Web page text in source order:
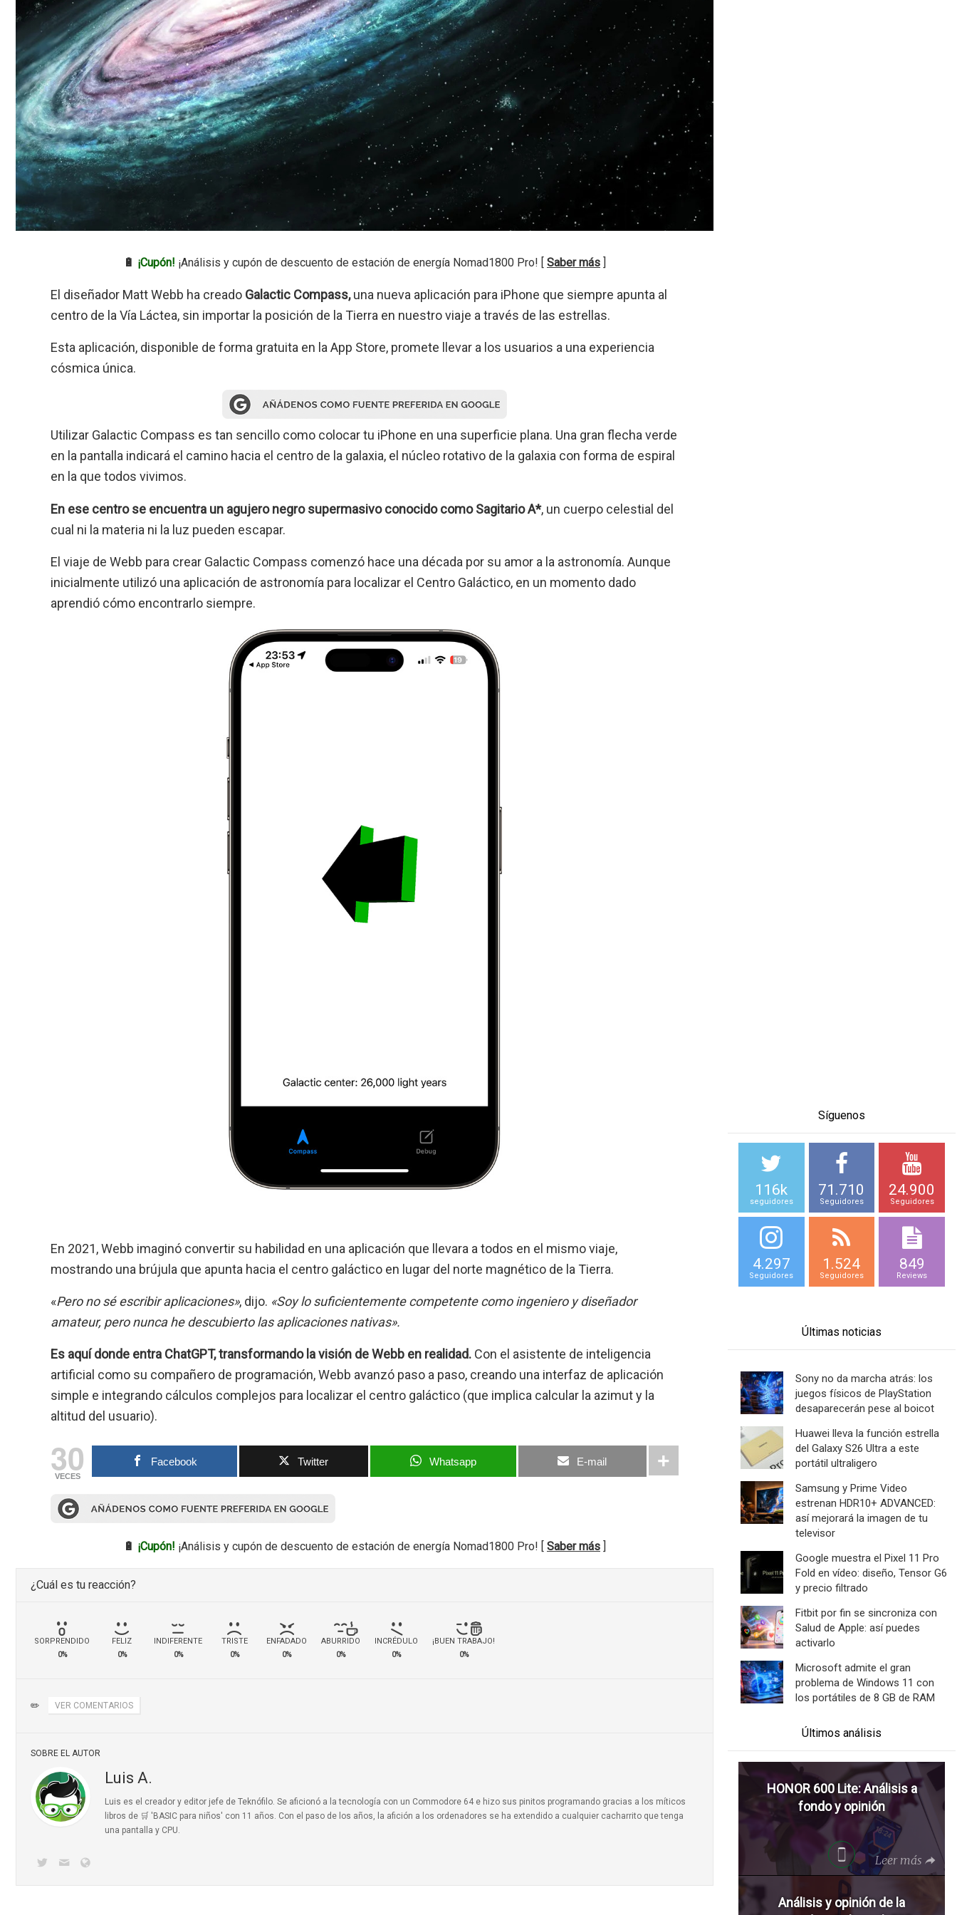
🔋 ¡Cupón! ¡Análisis y cupón de descuento de estación de energía Nomad1800 Pro! [ Saber más ]
El diseñador Matt Webb ha creado Galactic Compass,una nueva aplicación para iPhone que siempre apunta al
centro de la Vía Láctea, sin importar la posición de la Tierra en nuestro viaje a través de las estrellas.
Esta aplicación, disponible de forma gratuita en la App Store, promete llevar a los usuarios a una experiencia
cósmica única.
Utilizar Galactic Compass es tan sencillo como colocar tu iPhone en una superficie plana. Una gran flecha verde
en la pantalla indicará el camino hacia el centro de la galaxia, el núcleo rotativo de la galaxia con forma de espiral
en la que todos vivimos.
En ese centro se encuentra un agujero negro supermasivo conocido como Sagitario A*, un cuerpo celestial del
cual ni la materia ni la luz pueden escapar.
El viaje de Webb para crear Galactic Compass comenzó hace una década por su amor a la astronomía. Aunque
inicialmente utilizó una aplicación de astronomía para localizar el Centro Galáctico, en un momento dado
aprendió cómo encontrarlo siempre.
En 2021, Webb imaginó convertir su habilidad en una aplicación que llevara a todos en el mismo viaje,
mostrando una brújula que apunta hacia el centro galáctico en lugar del norte magnético de la Tierra.
«Pero no sé escribir aplicaciones», dijo. «Soy lo suficientemente competente como ingeniero y diseñador
amateur, pero nunca he descubierto las aplicaciones nativas».
Es aquí donde entra ChatGPT, transformando la visión de Webb en realidad. Con el asistente de inteligencia
artificial como su compañero de programación, Webb avanzó paso a paso, creando una interfaz de aplicación
simple e integrando cálculos complejos para localizar el centro galáctico (que implica calcular la azimut y la
altitud del usuario).
30
VECES
Facebook Twitter Whatsapp E-mail
🔋 ¡Cupón! ¡Análisis y cupón de descuento de estación de energía Nomad1800 Pro! [ Saber más ]
¿Cuál es tu reacción?
SORPRENDIDO
0%
FELIZ
0%
INDIFERENTE
0%
TRISTE
0%
ENFADADO
0%
ABURRIDO
0%
INCRÉDULO
0%
¡BUEN TRABAJO!
0%
✏️ VER COMENTARIOS
SOBRE EL AUTOR
Luis A.
Luis es el creador y editor jefe de Teknófilo. Se aficionó a la tecnología con un Commodore 64 e hizo sus pinitos programando gracias a los míticos
libros de 🛒 'BASIC para niños' con 11 años. Con el paso de los años, la afición a los ordenadores se ha extendido a cualquier cacharrito que tenga
una pantalla y CPU.
Síguenos
116k
seguidores
71.710
Seguidores
24.900
Seguidores
4.297
Seguidores
1.524
Seguidores
849
Reviews
Últimas noticias
Sony no da marcha atrás: los
juegos físicos de PlayStation
desaparecerán pese al boicot
Huawei lleva la función estrella
del Galaxy S26 Ultra a este
portátil ultraligero
Samsung y Prime Video
estrenan HDR10+ ADVANCED:
así mejorará la imagen de tu
televisor
Google muestra el Pixel 11 Pro
Fold en vídeo: diseño, Tensor G6
y precio filtrado
Fitbit por fin se sincroniza con
Salud de Apple: así puedes
activarlo
Microsoft admite el gran
problema de Windows 11 con
los portátiles de 8 GB de RAM
Últimos análisis
HONOR 600 Lite: Análisis a
fondo y opinión
Leer más
Análisis y opinión de la